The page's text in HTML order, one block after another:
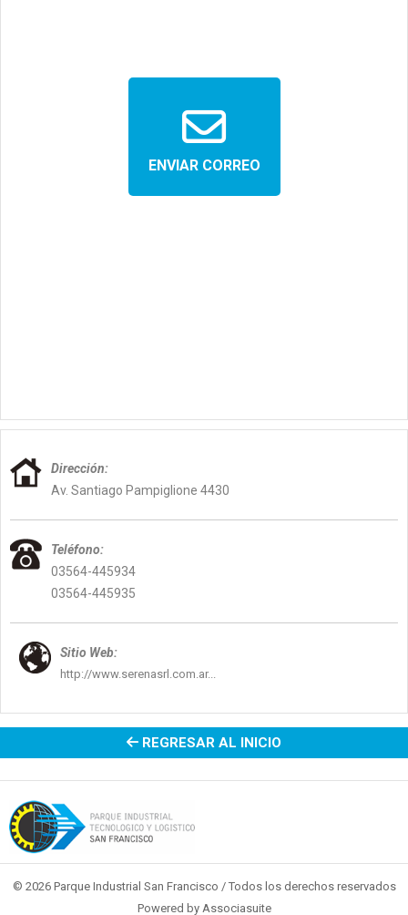
Dirección:
Av. Santiago Pampiglione 4430
Teléfono:
03564-445934
03564-445935
Sitio Web:
http://www.serenasrl.com.ar...
REGRESAR AL INICIO
© 2026 Parque Industrial San Francisco / Todos los derechos reservados
Powered by Associasuite